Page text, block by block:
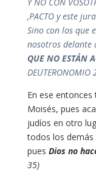
PACTO y este
Sino con los que
nosotros delante
QUE NO ESTÁN
DEUTERONOMIO
En ese
Moisés, pues
judíos en otro
todos los demás
pues Dios no
35)